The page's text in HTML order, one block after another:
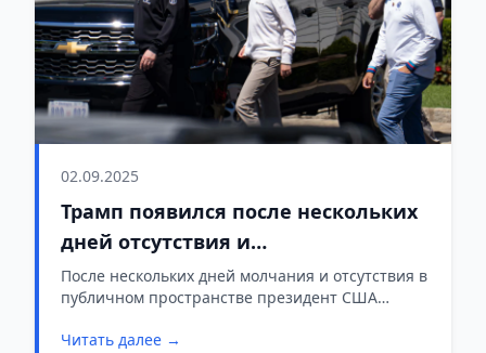
02.09.2025
Трамп появился после нескольких
дней отсутствия и
прокомментировал слухи о своём
здоровье
После нескольких дней молчания и отсутствия в
публичном пространстве президент США
опроверг слухи о проблемах со здоровьем.
Читать далее →